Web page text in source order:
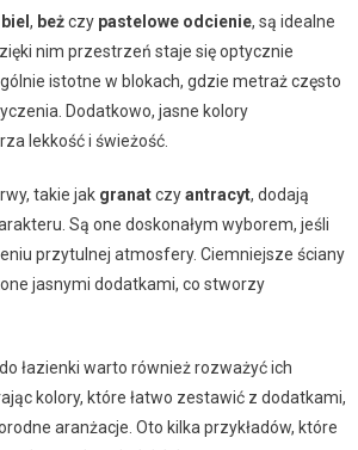
biel , beżczy pastelowe odcienie, są idealne
nim przestrzeń staje się optycznie
istotne w blokach, gdzie metraż często
Dodatkowo, jasne kolory
lekkość i świeżość.
takie jak granatczyantracyt, dodają
Są one doskonałym wyborem, jeśli
przytulnej atmosfery. Ciemniejsze ściany
jasnymi dodatkami, co stworzy
łazienki warto również rozważyć ich
kolory, które łatwo zestawić z dodatkami,
aranżacje. Oto kilka przykładów, które